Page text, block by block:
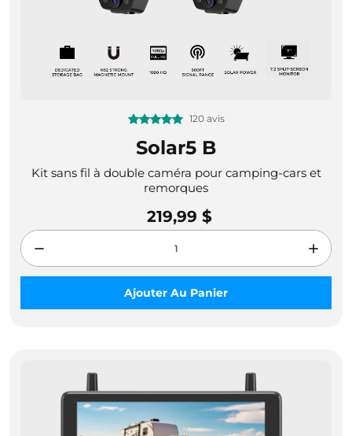
120 avis
Solar5 B
Kit sans fil à double caméra pour camping-cars et
remorques
219,99 $
Ajouter Au Panier